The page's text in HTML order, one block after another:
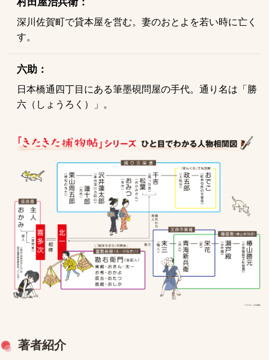
深川佐賀町で貸本屋を営む。妻のおとよを若い時に亡く
す。
六助：
日本橋通四丁目にある筆墨硯問屋の手代。通り名は「勝
六（しょうろく）」。
著者紹介